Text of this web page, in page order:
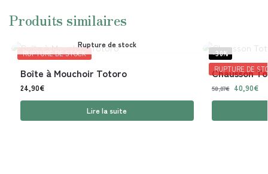
Produits similaires
RUPTURE DE STOCK
Rupture de stock
Boîte à Mouchoir Totoro
24,90€
Lire la suite
-30%
RUPTURE DE
Chausson
58,07€ 40,90€